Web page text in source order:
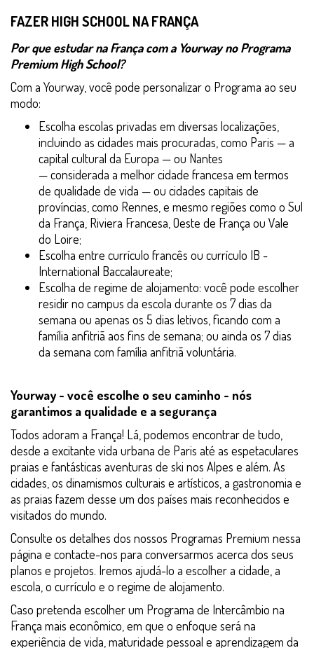
FAZER HIGH SCHOOL NA FRANÇA
Por que estudar na França com a Yourway no Programa
Premium High School?
Com a Yourway, você pode personalizar o Programa ao seu
modo:
Escolha escolas privadas em diversas localizações,
incluindo as cidades mais procuradas, como Paris — a
capital cultural da Europa — ou Nantes
— considerada a melhor cidade francesa em termos
de qualidade de vida — ou cidades capitais de
províncias, como Rennes, e mesmo regiões como o Sul
da França, Riviera Francesa, Oeste de França ou Vale
do Loire;
Escolha entre currículo francês ou currículo IB -
International Baccalaureate;
Escolha de regime de alojamento: você pode escolher
residir no campus da escola durante os 7 dias da
semana ou apenas os 5 dias letivos, ficando com a
família anfitriã aos fins de semana; ou ainda os 7 dias
da semana com família anfitriã voluntária.
Yourway - você escolhe o seu caminho - nós
garantimos a qualidade e a segurança
Todos adoram a França! Lá, podemos encontrar de tudo,
desde a excitante vida urbana de Paris até as espetaculares
praias e fantásticas aventuras de ski nos Alpes e além. As
cidades, os dinamismos culturais e artísticos, a gastronomia e
as praias fazem desse um dos países mais reconhecidos e
visitados do mundo.
Consulte os detalhes dos nossos Programas Premium nessa
página e contacte-nos para conversarmos acerca dos seus
planos e projetos. Iremos ajudá-lo a escolher a cidade, a
escola, o currículo e o regime de alojamento.
Caso pretenda escolher um Programa de Intercâmbio na
França mais econômico, em que o enfoque será na
experiência de vida, maturidade pessoal e aprendizagem da